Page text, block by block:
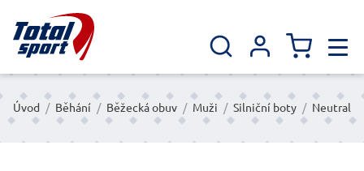
Úvod / Běhání / Běžecká obuv / Muži / Silniční boty / Neutral